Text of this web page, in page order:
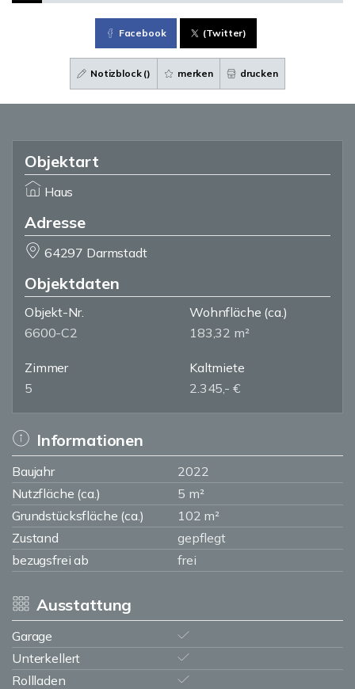
Facebook (Twitter)
Notizblock () merken drucken
Objektart
Haus
Adresse
64297 Darmstadt
Objektdaten
Objekt-Nr.
6600-C2
Wohnfläche (ca.)
183,32 m²
Zimmer
5
Kaltmiete
2.345,- €
Informationen
Baujahr
2022
Nutzfläche (ca.)
5 m²
Grundstücksfläche (ca.)
102 m²
Zustand
gepflegt
bezugsfrei ab
frei
Ausstattung
Garage
Unterkellert
Rollladen